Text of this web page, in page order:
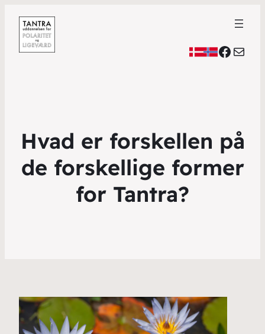
Mail
Hvad er forskellen på
de forskellige former
for Tantra?